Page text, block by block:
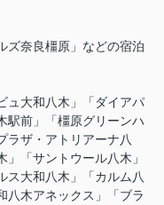
ズ奈良橿原」などの宿泊
ュ大和八木」「ダイアパ
駅前」「橿原グリーンハ
ラザ・アトリアーナ八
「サントウール八木」
ス大和八木」「カルム八
八木アネックス」「ブラ